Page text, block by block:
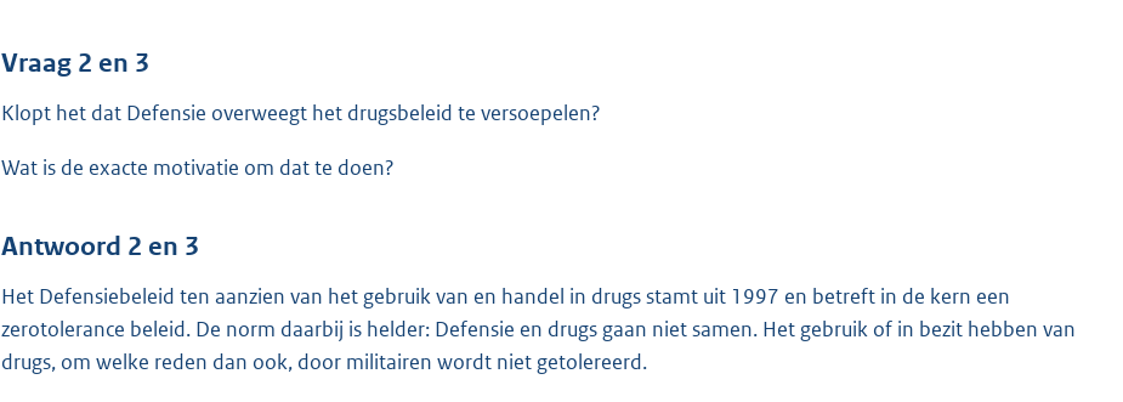
Vraag 2 en 3
Klopt het dat Defensie overweegt het drugsbeleid te versoepelen?
Wat is de exacte motivatie om dat te doen?
Antwoord 2 en 3
Het Defensiebeleid ten aanzien van het gebruik van en handel in drugs stamt uit 1997 en betreft in de kern een
zerotolerance beleid. De norm daarbij is helder: Defensie en drugs gaan niet samen. Het gebruik of in bezit hebben van
drugs, om welke reden dan ook, door militairen wordt niet getolereerd.